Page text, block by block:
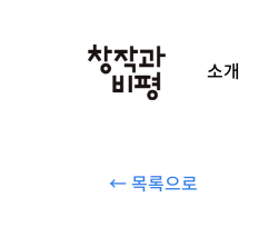
소개
← 목록으로